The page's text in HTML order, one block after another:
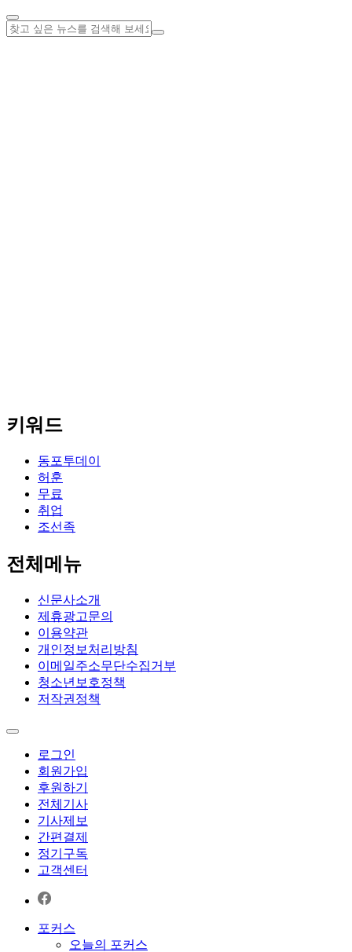
키워드
동포투데이
허훈
무료
취업
조선족
전체메뉴
신문사소개
제휴광고문의
이용약관
개인정보처리방침
이메일주소무단수집거부
청소년보호정책
저작권정책
로그인
회원가입
후원하기
전체기사
기사제보
간편결제
정기구독
고객센터
포커스
오늘의 포커스